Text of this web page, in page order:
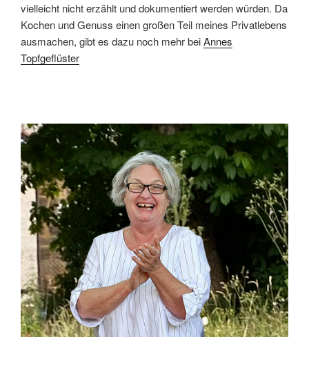
vielleicht nicht erzählt und dokumentiert werden würden. Da
Kochen und Genuss einen großen Teil meines Privatlebens
ausmachen, gibt es dazu noch mehr beiAnnes
Topfgeflüster